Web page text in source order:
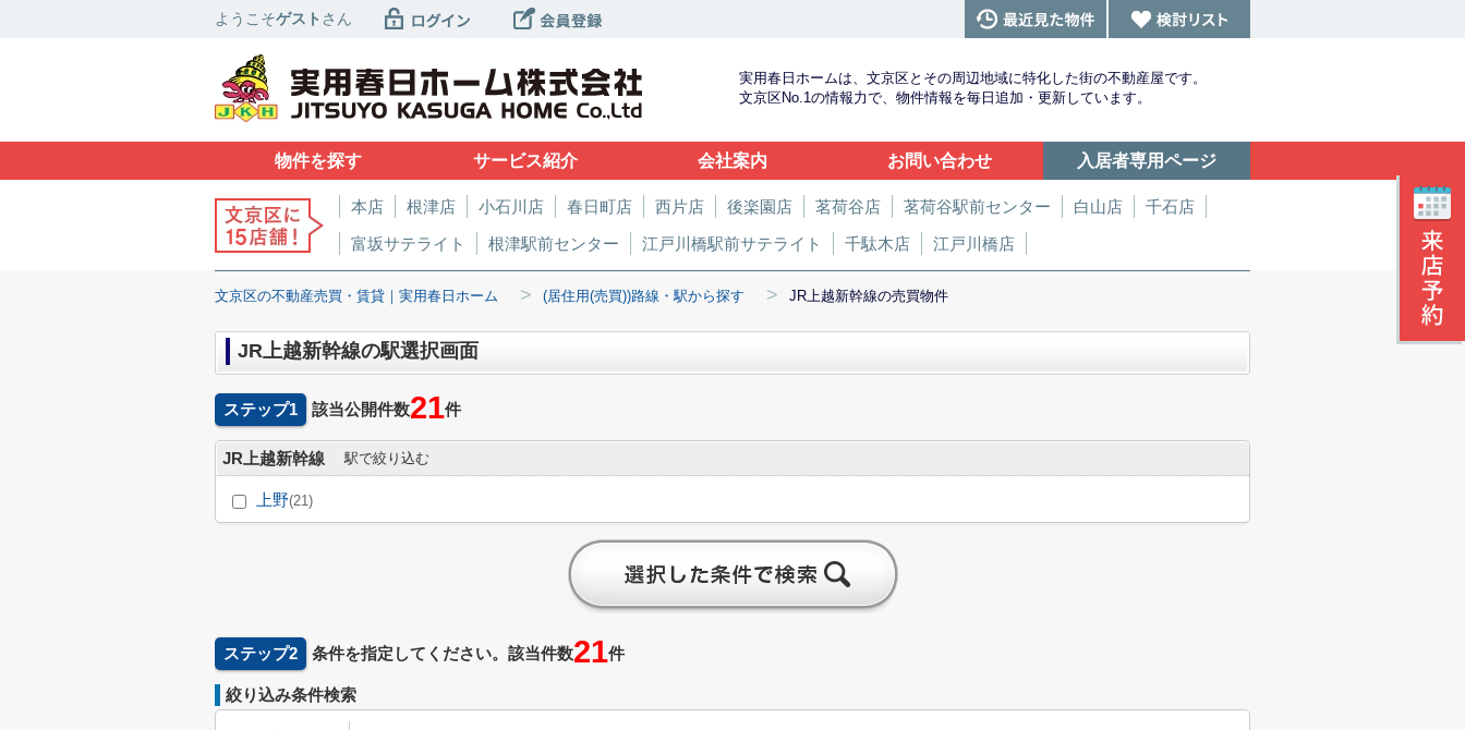
ようこそゲスト さん
実用春日ホームは、文京区とその周辺地域に特化した街の不動産屋です。
文京区No.1の情報力で、物件情報を毎日追加・更新しています。
物件を探す サービス紹介 会社案内 お問い合わせ 入居者専用ページ
本店 根津店 小石川店 春日町店 西片店 後楽園店 茗荷谷店 茗荷谷駅前センター 白山店
千石店
富坂サテライト
根津駅前センター 江戸川橋駅前サテライト 千駄木店 江戸川橋店
文京区の不動産売買・賃貸｜実用春日ホーム > (居住用(売買))路線・駅から探す > JR上越新幹線の売買物件
JR上越新幹線の駅選択画面
ステップ1 該当公開件数21件
JR上越新幹線 駅で絞り込む
上野(21)
ステップ2 条件を指定してください。該当件数21件
絞り込み条件検索